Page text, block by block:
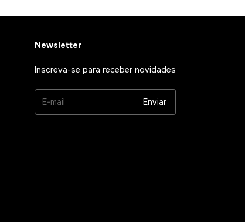
Newsletter
Inscreva-se para receber novidades